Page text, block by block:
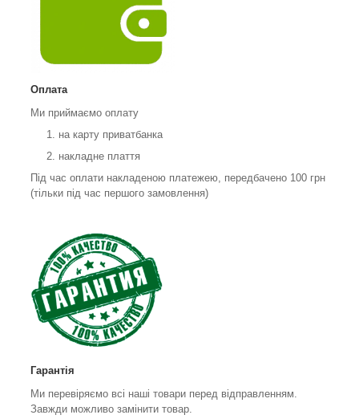
Оплата
Ми приймаємо оплату
на карту приватбанка
накладне плаття
Під час оплати накладеною платежею, передбачено 100 грн
(тільки під час першого замовлення)
Гарантія
Ми перевіряємо всі наші товари перед відправленням.
Завжди можливо замінити товар.